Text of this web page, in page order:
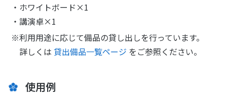
・ホワイトボード×1
・講演卓×1
※利用用途に応じて備品の貸し出しを行っています。
詳しくは貸出備品一覧ページ をご参照ください。
使用例